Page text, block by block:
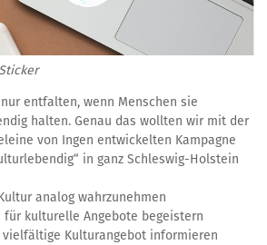
entfalten, wenn Menschen sie
halten. Genau das wollten wir mit der
von Ingen entwickelten Kampagne
in ganz Schleswig-Holstein
analog wahrzunehmen
für kulturelle Angebote begeistern
vielfältige Kulturangebot informieren